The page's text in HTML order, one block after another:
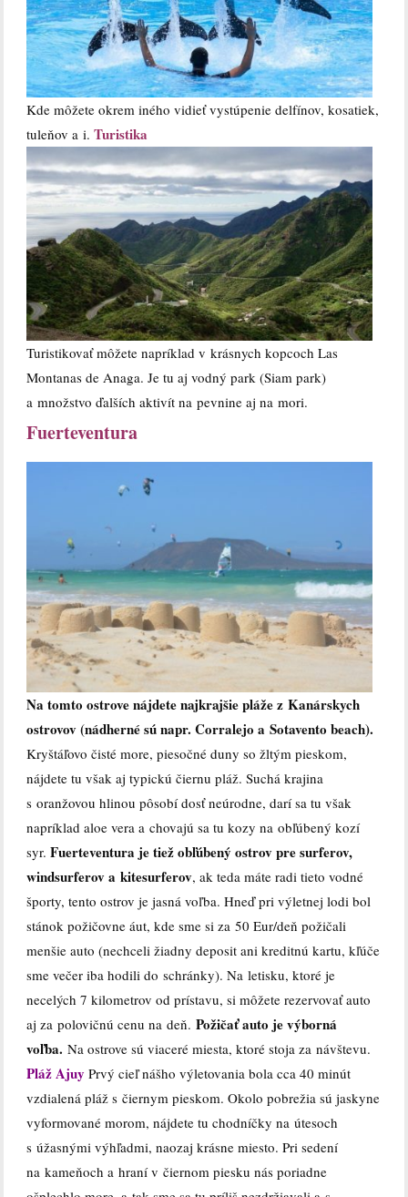
Kde môžete okrem iného vidieť vystúpenie delfínov, kosatiek,
tuleňov a i.Turistika
Turistikovať môžete napríklad v krásnych kopcoch Las
Montanas de Anaga. Je tu aj vodný park (Siam park)
a množstvo ďalších aktivít na pevnine aj na mori.
Fuerteventura
Na tomto ostrove nájdete najkrajšie pláže z Kanárskych
ostrovov (nádherné sú napr. Corralejo a Sotavento beach).
Kryštáľovo čisté more, piesočné duny so žltým pieskom,
nájdete tu však aj typickú čiernu pláž. Suchá krajina
s oranžovou hlinou pôsobí dosť neúrodne, darí sa tu však
napríklad aloe vera a chovajú sa tu kozy na obľúbený kozí
syr. Fuerteventura je tiež obľúbený ostrov pre surferov,
windsurferov a kitesurferov, ak teda máte radi tieto vodné
športy, tento ostrov je jasná voľba.Hneď pri výletnej lodi bol
stánok požičovne áut, kde sme si za 50 Eur/deň požičali
menšie auto (nechceli žiadny deposit ani kreditnú kartu, kľúče
sme večer iba hodili do schránky). Na letisku, ktoré je
necelých 7 kilometrov od prístavu, si môžete rezervovať auto
aj za polovičnú cenu na deň.Požičať auto je výborná
voľba.Na ostrove sú viaceré miesta, ktoré stoja za návštevu.
Pláž Ajuy Prvý cieľ nášho výletovania bola cca 40 minút
vzdialená pláž s čiernym pieskom. Okolo pobrežia sú jaskyne
vyformované morom, nájdete tu chodníčky na útesoch
s úžasnými výhľadmi, naozaj krásne miesto. Pri sedení
na kameňoch a hraní v čiernom piesku nás poriadne